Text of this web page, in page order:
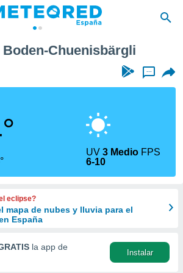
Chuenisbärgli
...
UV3 Medio FPS
6-10
eclipse?
mapa de nubes y lluvia para el
España
la app de
Instalar